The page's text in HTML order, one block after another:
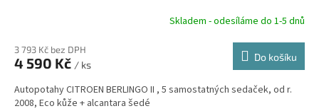
R
Skladem - odesíláme do 1-5 dnů
3 793 Kč bez DPH
4 590 Kč / ks
Do košíku
Autopotahy CITROEN BERLINGO II , 5 samostatných sedaček, od r.
2008, Eco kůže + alcantara šedé